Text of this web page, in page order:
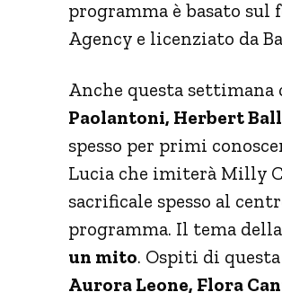
programma è basato sul
Agency e licenziato da
Anche questa
Paolantoni, Herbert
spesso per primi
Lucia che imiterà Milly
sacrificale spesso al
programma. Il tema
un mito. Ospiti di questa
Aurora Leone, Flora